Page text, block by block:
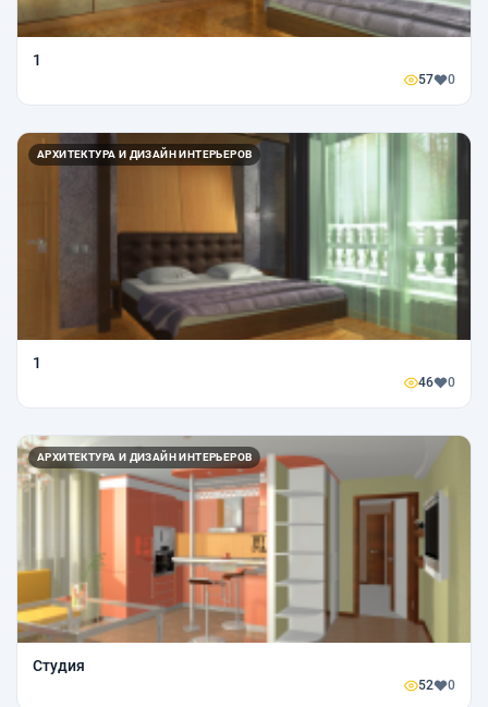
1
57 0
АРХИТЕКТУРА И ДИЗАЙН ИНТЕРЬЕРОВ
1
46 0
АРХИТЕКТУРА И ДИЗАЙН ИНТЕРЬЕРОВ
Студия
52 0